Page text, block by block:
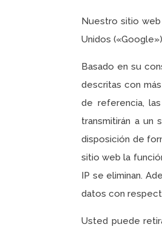
Nuestro sitio web
Unidos
Basado en su
descritas con
de referencia,
transmitirán a un
disposición de
sitio web la
IP se eliminan.
datos con
Usted puede